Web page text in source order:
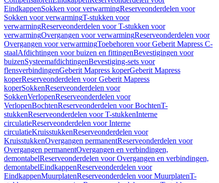
EindkappenSokken voor verwarmingReserveonderdelen voor
Sokken voor verwarmingT-stukken voor
verwarmingReserveonderdelen voor T-stukken voor
verwarmingOvergangen voor verwarmingReserveonderdelen voor
Overgangen voor verwarmingToebehoren voor Geberit Mapress C-
staalAfdichtingen voor buizen en fittingenBevestigingen voor
buizenSysteemafdichtingenBevestiging-sets voor
flensverbindingenGeberit Mapress koperGeberit Mapress
koperReserveonderdelen voor Geberit Mapress
koperSokkenReserveonderdelen voor
SokkenVerlopenReserveonderdelen voor
VerlopenBochtenReserveonderdelen voor BochtenT-
stukkenReserveonderdelen voor T-stukkenInterne
circulatieReserveonderdelen voor Interne
circulatieKruisstukkenReserveonderdelen voor
KruisstukkenOvergangen permanentReserveonderdelen voor
Overgangen permanentOvergangen en verbindingen,
demontabelReserveonderdelen voor Overgangen en verbindingen,
demontabelEindkappenReserveonderdelen voor
EindkappenMuurplatenReserveonderdelen voor MuurplatenT-